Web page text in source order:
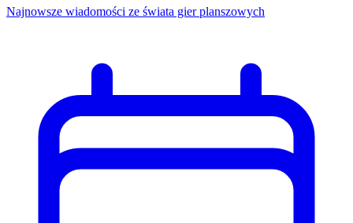
Najnowsze wiadomości ze świata gier planszowych